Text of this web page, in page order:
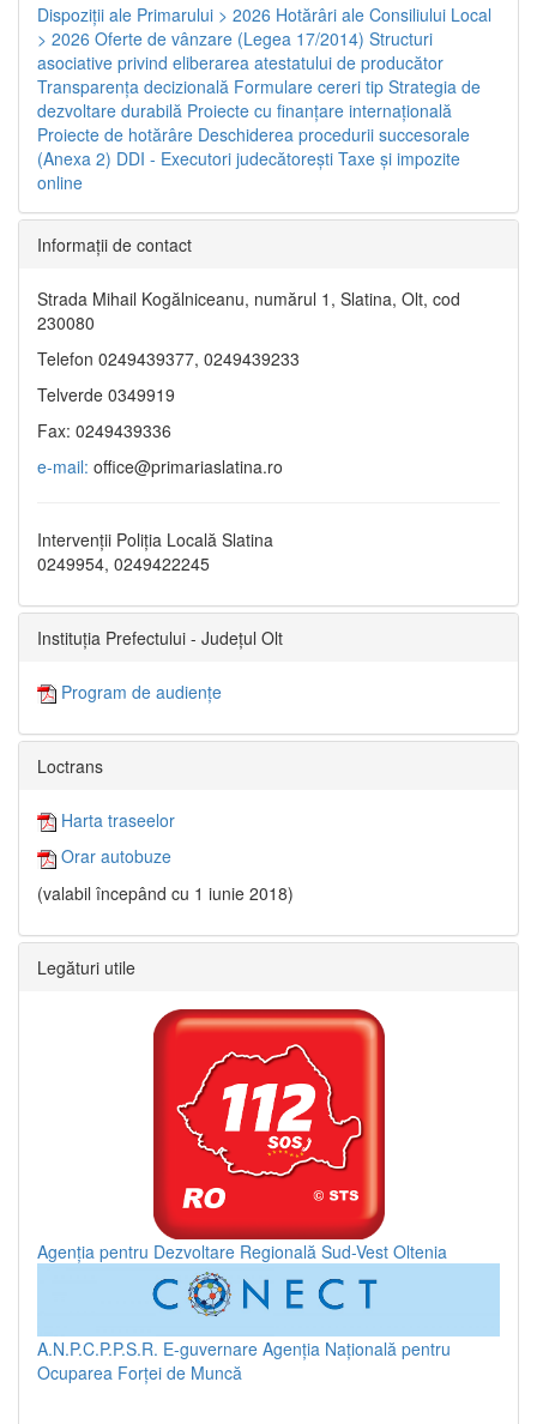
Dispoziţii ale Primarului > 2026 Hotărâri ale Consiliului Local
> 2026 Oferte de vânzare (Legea 17/2014) Structuri
asociative privind eliberarea atestatului de producător
Transparenţa decizională Formulare cereri tip Strategia de
dezvoltare durabilă Proiecte cu finanţare internaţională
Proiecte de hotărâre Deschiderea procedurii succesorale
(Anexa 2) DDI - Executori judecătorești Taxe şi impozite
online
Informaţii de contact
Strada Mihail Kogălniceanu, numărul 1, Slatina, Olt, cod
230080
Telefon 0249439377, 0249439233
Telverde 0349919
Fax: 0249439336
e-mail: office@primariaslatina.ro
Intervenții Poliția Locală Slatina
0249954, 0249422245
Instituția Prefectului - Județul Olt
Program de audiențe
Loctrans
Harta traseelor
Orar autobuze
(valabil începând cu 1 iunie 2018)
Legături utile
Agenția pentru Dezvoltare Regională Sud-Vest Oltenia
A.N.P.C.P.P.S.R. E-guvernare Agenția Națională pentru
Ocuparea Forței de Muncă